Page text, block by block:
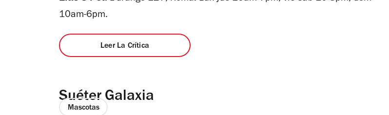
10am-6pm.
Leer La Crítica
Suéter Galaxia
Mascotas